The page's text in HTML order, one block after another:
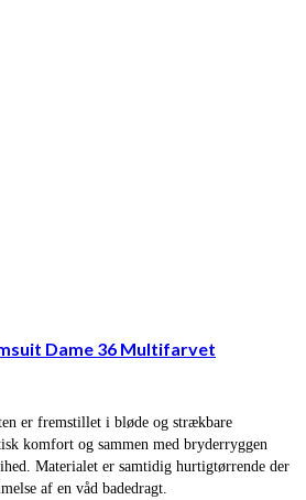
Dame 36 Multifarvet
er fremstillet i bløde og strækbare
komfort og sammen med bryderryggen
Materialet er samtidig hurtigtørrende der
af en våd badedragt.